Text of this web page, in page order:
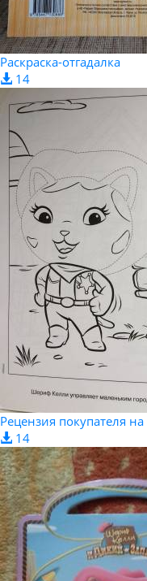
Раскраска-отгадалка
14
Рецензия покупателя
14